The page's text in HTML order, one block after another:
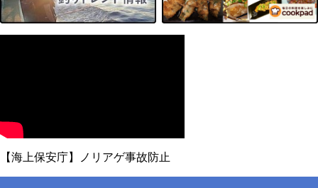
【海上保安庁】ノリアゲ事故防止